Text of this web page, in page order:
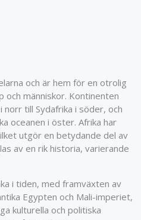
och är hem för en otrolig
och människor. Kontinenten
till Sydafrika i söder, och
oceanen i öster. Afrika har
utgör en betydande del av
av en rik historia, varierande
i tiden, med framväxten av
Egypten och Mali-imperiet,
kulturella och politiska